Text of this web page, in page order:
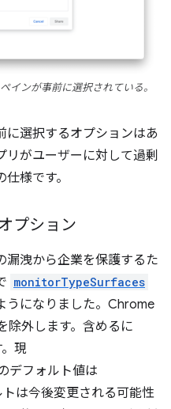
インが事前に選択されている。
に選択するオプションはあ
リがユーザーに対して過剰
様です。
プション
漏洩から企業を保護するた
monitorTypeSurfaces
うになりました。Chrome
除外します。含めるに
現
デフォルト値は
は今後変更される可能性